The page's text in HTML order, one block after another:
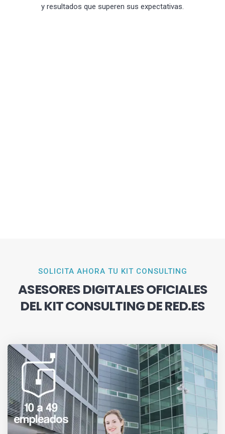
y resultados que superen sus expectativas.
SOLICITA AHORA TU KIT CONSULTING
ASESORES DIGITALES OFICIALES
DEL KIT CONSULTING DE RED.ES